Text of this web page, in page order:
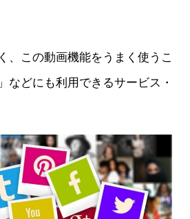
、この動画機能をうまく使うこ
などにも利用できるサービス・